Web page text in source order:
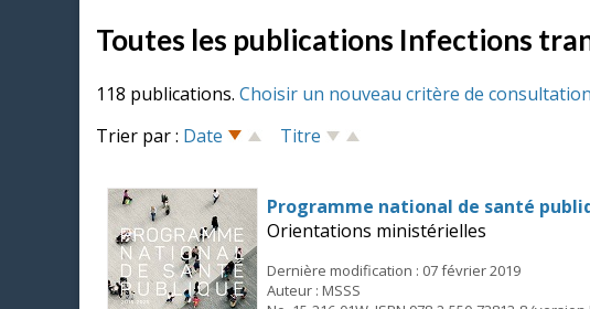
Toutes les publications Infections
118 publications. Choisir un nouveau critère de consultation
Trier par : Date Titre
Programme national de santé
Orientations ministérielles
Dernière modification : 07 février 2019
Auteur : MSSS